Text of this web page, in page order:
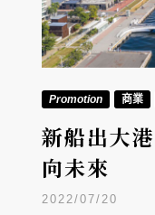
Promotion 商業
新船出大
向未來
2022/07/20